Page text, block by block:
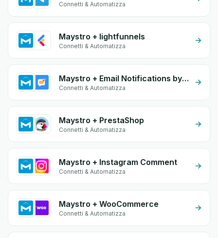
Connetti & Automatizza
Maystro + lightfunnels
Connetti & Automatizza
Maystro + Email Notifications by eGrow
Connetti & Automatizza
Maystro + PrestaShop
Connetti & Automatizza
Maystro + Instagram Comment
Connetti & Automatizza
Maystro + WooCommerce
Connetti & Automatizza